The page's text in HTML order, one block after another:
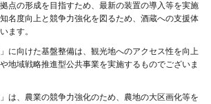
点の形成を目指すため、最新の装置の導入等を実施
名度向上と競争力強化を図るため、酒蔵への支援体
ます。
に向けた基盤整備は、観光地へのアクセス性を向上
地域戦略推進型公共事業を実施するものでございま
は、農業の競争力強化のため、農地の大区画化等を